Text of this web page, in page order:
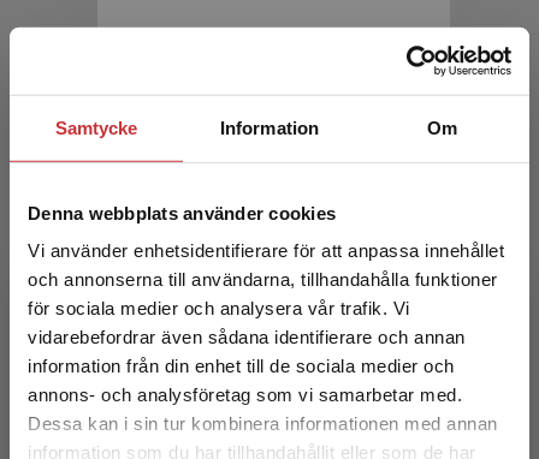
Samtycke Information Om
Denna webbplats använder cookies
Vi använder enhetsidentifierare för att anpassa innehållet
och annonserna till användarna, tillhandahålla funktioner
för sociala medier och analysera vår trafik. Vi
vidarebefordrar även sådana identifierare och annan
information från din enhet till de sociala medier och
annons- och analysföretag som vi samarbetar med.
Dessa kan i sin tur kombinera informationen med annan
information som du har tillhandahållit eller som de har
Begränsad fraktregion
Exkl. moms: 476 kr
Idrottsskada
Rasmussen Barr, E - Heijne, A (red.)